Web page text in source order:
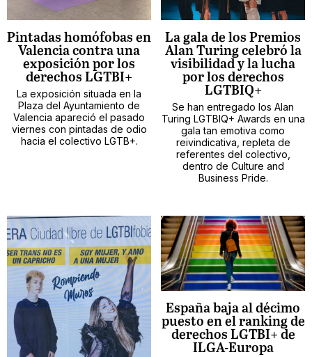
Pintadas homófobas en
Valencia contra una
exposición por los
derechos LGTBI+
La exposición situada en la
Plaza del Ayuntamiento de
Valencia apareció el pasado
viernes con pintadas de odio
hacia el colectivo LGTB+.
La gala de los Premios
Alan Turing celebró la
visibilidad y la lucha
por los derechos
LGTBIQ+
Se han entregado los Alan
Turing LGTBIQ+ Awards en una
gala tan emotiva como
reivindicativa, repleta de
referentes del colectivo,
dentro de Culture and
Business Pride.
España baja al décimo
puesto en el ranking de
derechos LGTBI+ de
ILGA-Europa